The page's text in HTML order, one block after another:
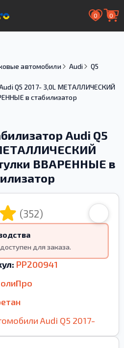
0 0
автомобили Audi
Q5
Q5 2017- 3,0L МЕТАЛЛИЧЕСКИЙ
в стабилизатор
Audi Q5
ВВАРЕННЫЕ в
(352)
для заказа.
PP200941
Audi Q5 2017-